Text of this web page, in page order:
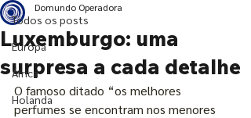
Todos os posts
Europa
África
Holanda
Luxemburgo: uma
surpresa a cada detalhe
Domundo Operadora
O famoso ditado “os melhores
perfumes se encontram nos menores